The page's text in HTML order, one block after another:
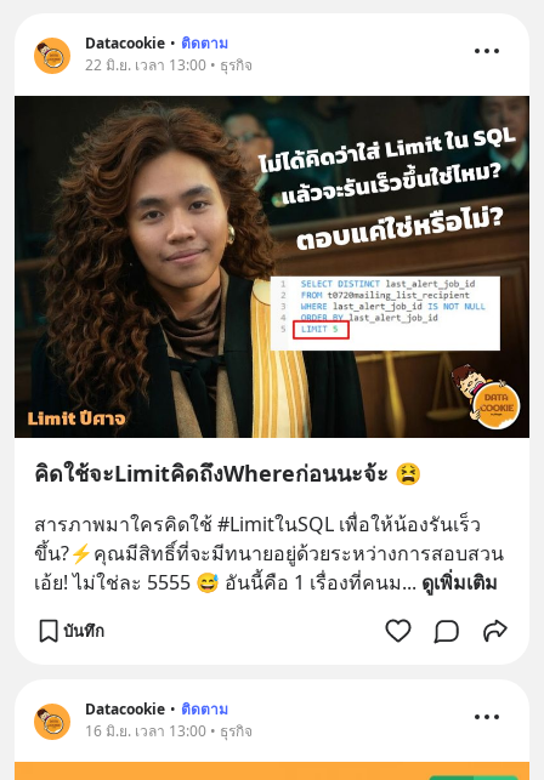
Datacookie • ติดตาม
22 มิ.ย. เวลา 13:00 • ธุรกิจ
คิดใช้จะLimitคิดถึงWhereก่อนนะจ้ะ 😫
สารภาพมาใครคิดใช้ #LimitในSQL เพื่อให้น้องรันเร็ว
ขึ้น?⚡️คุณมีสิทธิ์ที่จะมีทนายอยู่ด้วยระหว่างการสอบสวน
เอ้ย! ไม่ใช่ละ 5555 😅 อันนี้คือ 1 เรื่องที่คนม... ดูเพิ่มเติม
บันทึก
Datacookie • ติดตาม
16 มิ.ย. เวลา 13:00 • ธุรกิจ